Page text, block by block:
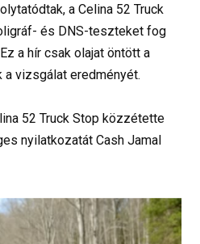
a Celina 52 Truck
és DNS-teszteket fog
a hír csak olajat öntött a
a vizsgálat eredményét.
52 Truck Stop közzétette
nyilatkozatát Cash Jamal